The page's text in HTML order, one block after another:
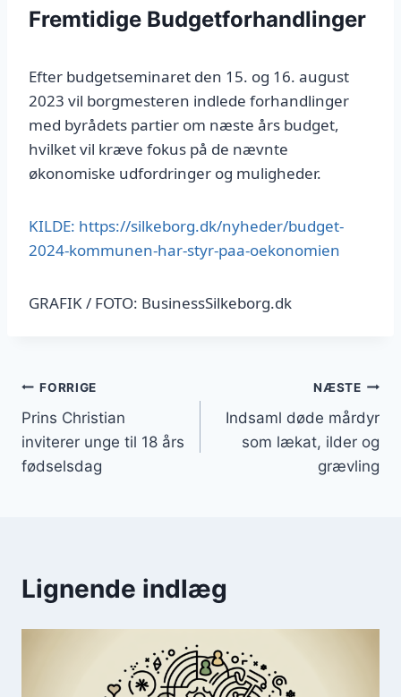
Fremtidige Budgetforhandlinger
Efter budgetseminaret den 15. og 16. august
2023 vil borgmesteren indlede forhandlinger
med byrådets partier om næste års budget,
hvilket vil kræve fokus på de nævnte
økonomiske udfordringer og muligheder.
KILDE: https://silkeborg.dk/nyheder/budget-
2024-kommunen-har-styr-paa-oekonomien
GRAFIK / FOTO: BusinessSilkeborg.dk
Indlægsnavigation
FORRIGE
Prins Christian
inviterer unge til 18 års
fødselsdag
NÆSTE
Indsaml døde mårdyr
som lækat, ilder og
grævling
Lignende indlæg